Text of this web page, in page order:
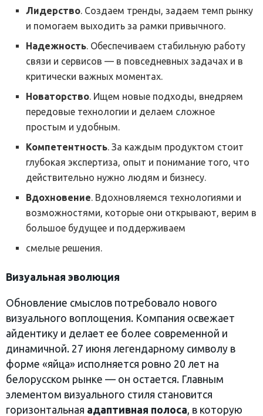
Лидерство. Создаем тренды, задаем темп рынку
и помогаем выходить за рамки привычного.
Надежность. Обеспечиваем стабильную работу
связи и сервисов — в повседневных задачах и в
критически важных моментах.
Новаторство. Ищем новые подходы, внедряем
передовые технологии и делаем сложное
простым и удобным.
Компетентность. За каждым продуктом стоит
глубокая экспертиза, опыт и понимание того, что
действительно нужно людям и бизнесу.
Вдохновение. Вдохновляемся технологиями и
возможностями, которые они открывают, верим в
большое будущее и поддерживаем
смелые решения.
Визуальная эволюция
Обновление смыслов потребовало нового
визуального воплощения. Компания освежает
айдентику и делает ее более современной и
динамичной. 27 июня легендарному символу в
форме «яйца» исполняется ровно 20 лет на
белорусском рынке — он остается. Главным
элементом визуального стиля становится
горизонтальная адаптивная полоса , в которую